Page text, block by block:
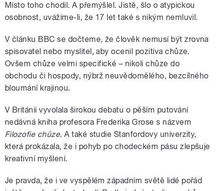
Místo toho chodil. A přemýšlel. Jistě, šlo o atypickou
osobnost, uvážíme-li, že 17 let také s nikým nemluvil.
V článku BBC se dočteme, že člověk nemusí být zrovna
spisovatel nebo myslitel, aby ocenil pozitiva chůze.
Ovšem chůze velmi specifické – nikoli chůze do
obchodu či hospody, nýbrž neuvědomělého, bezcílného
bloumání krajinou.
V Británii vyvolala širokou debatu o pěším putování
nedávná kniha profesora Frederika Grose s názvem
Filozofie chůze. A také studie Stanfordovy univerzity,
která prokázala, že i pohyb po chodeckém pásu zlepšuje
kreativní myšlení.
Je pravda, že i ve vyspělém západním světě lidé pořád